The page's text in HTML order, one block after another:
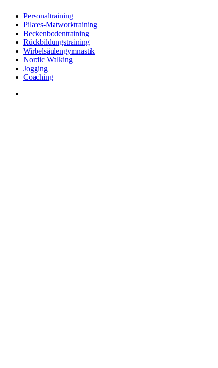
Personaltraining
Pilates-Matworktraining
Beckenbodentraining
Rückbildungstraining
Wirbelsäulengymnastik
Nordic Walking
Jogging
Coaching